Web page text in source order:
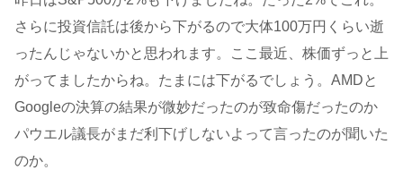
さらに投資信託は後から下がるので大体100万円くらい逝
ったんじゃないかと思われます。ここ最近、株価ずっと上
がってましたからね。たまには下がるでしょう。AMDと
Googleの決算の結果が微妙だったのが致命傷だったのか
パウエル議長がまだ利下げしないよって言ったのが聞いた
のか。